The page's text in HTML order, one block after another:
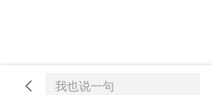
我也说一句